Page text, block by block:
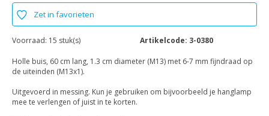
Zet in favorieten
Voorraad: 15 stuk(s) Artikelcode: 3-0380
Holle buis, 60 cm lang, 1.3 cm diameter (M13) met 6-7 mm fijndraad op
de uiteinden (M13x1).
Uitgevoerd in messing. Kun je gebruiken om bijvoorbeeld je hanglamp
mee te verlengen of juist in te korten.